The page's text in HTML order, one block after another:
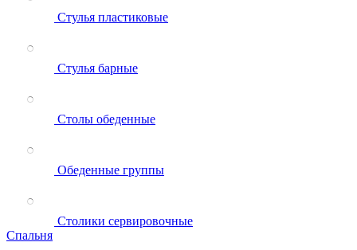
Стулья пластиковые
Стулья барные
Столы обеденные
Обеденные группы
Столики сервировочные
Спальня